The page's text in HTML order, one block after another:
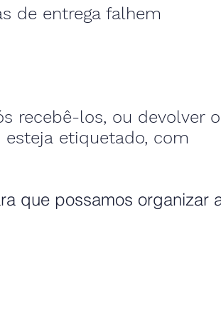
de entrega falhem
recebê-los, ou devolver
etiquetado, com
que possamos organizar